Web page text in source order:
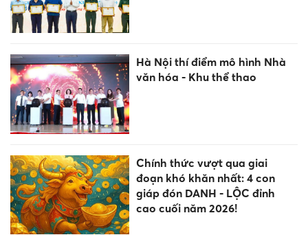
Hà Nội thí điểm mô hình Nhà
văn hóa - Khu thể thao
Chính thức vượt qua giai
đoạn khó khăn nhất: 4 con
giáp đón DANH - LỘC đỉnh
cao cuối năm 2026!